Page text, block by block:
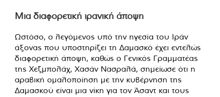
Μια διαφορετική ιρανική άποψη
Ωστόσο, ο λεγόμενος υπό την ηγεσία του Ιράν
άξονας που υποστηρίζει τη Δαμασκό έχει εντελώς
διαφορετική άποψη, καθώς ο Γενικός Γραμματέας
της Χεζμπολάχ, Χασάν Νασραλά, σημείωσε ότι η
αραβική ομαλοποίηση με την κυβέρνηση της
Δαμασκού είναι μια νίκη για τον Άσαντ και τους